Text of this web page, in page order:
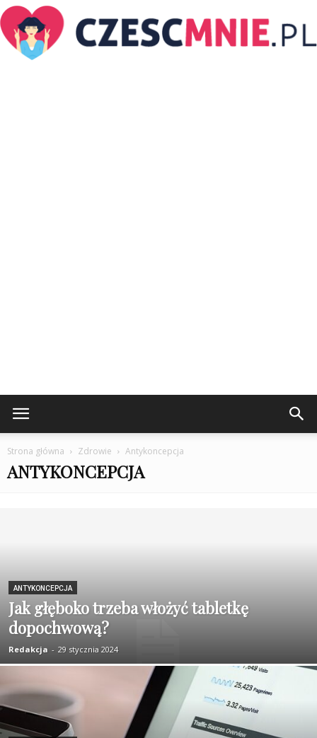
Strona główna Zdrowie Antykoncepcja
ANTYKONCEPCJA
ANTYKONCEPCJA
Jak głęboko trzeba włożyć tabletkę
dopochwową?
Redakcja - 29 stycznia 2024